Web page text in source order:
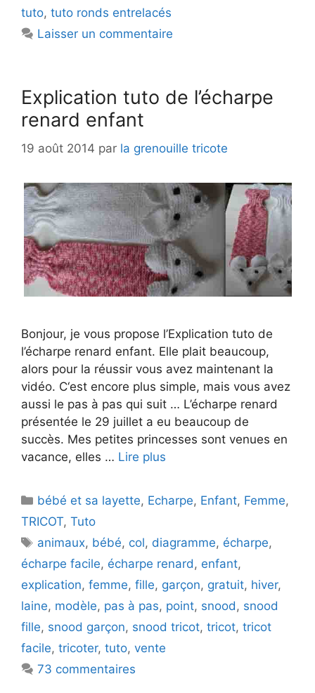
tuto, tuto ronds entrelacés
Laisser un commentaire
Explication tuto de l’écharpe
renard enfant
19 août 2014 par la grenouille tricote
Bonjour, je vous propose l’Explication tuto de
l’écharpe renard enfant. Elle plait beaucoup,
alors pour la réussir vous avez maintenant la
vidéo. C‘est encore plus simple, mais vous avez
aussi le pas à pas qui suit … L’écharpe renard
présentée le 29 juillet a eu beaucoup de
succès. Mes petites princesses sont venues en
vacance, elles … Lire plus
Catégories
bébé et sa layette, Echarpe, Enfant, Femme,
TRICOT, Tuto
Étiquettes
animaux, bébé, col, diagramme, écharpe,
écharpe facile, écharpe renard , enfant,
explication, femme, fille, garçon, gratuit, hiver,
laine, modèle, pas à pas, point, snood , snood
fille, snood garçon, snood tricot, tricot, tricot
facile, tricoter, tuto, vente
73 commentaires